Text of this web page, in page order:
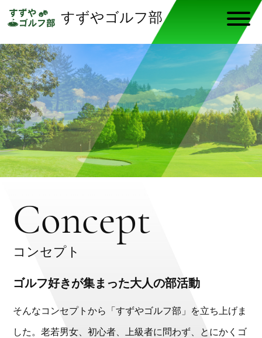
すずやゴルフ部
Concept
コンセプト
ゴルフ好きが集まった大人の部活動
そんなコンセプトから「すずやゴルフ部」を立ち上げま
した。老若男女、初心者、上級者に問わず、とにかくゴ